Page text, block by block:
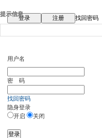
论坛首页
登录 注册
找回密码
提示信息
用户名
密 码
找回密码
隐身登录
开启
关闭
登录